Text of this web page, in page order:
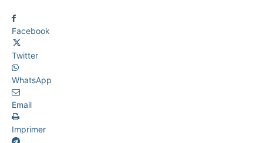
Facebook
Twitter
WhatsApp
Email
Imprimer